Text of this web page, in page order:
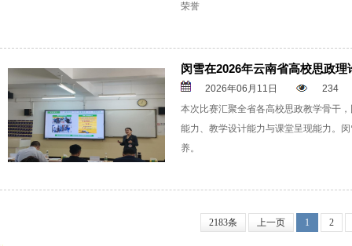
荣誉
闵雪在2026年云南省高校思政
2026年06月11日
234
本次比赛汇聚全省各高校思政教学骨干
能力、教学设计能力与课堂呈现能力。
养。
2183条 上一页 1 2